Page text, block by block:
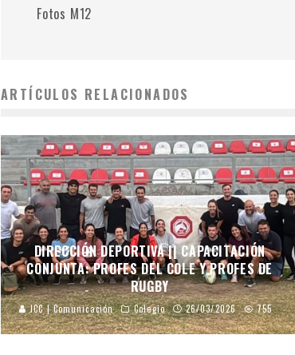
Fotos M12
ARTÍCULOS RELACIONADOS
DIRECCIÓN DEPORTIVA || CAPACITACIÓN
CONJUNTA: PROFES DEL COLE Y PROFES DE
RUGBY
JCC | Comunicación Colegio 26/03/2026 755